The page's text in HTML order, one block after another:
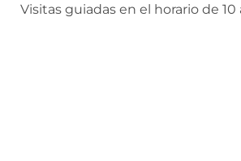
Visitas guiadas en el horario de 10